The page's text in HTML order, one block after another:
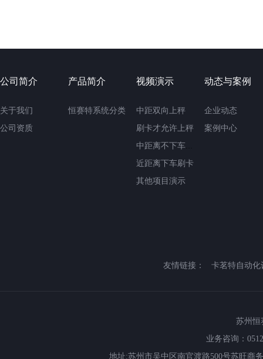
公司简介
关于我们
公司资质
产品简介
恒赛特系统分类
视频演示
中距双向上秤
刷卡才允许上秤
近距离下车刷卡
其他项目演示
动态与案例
企业动态
案例中心
友情链接： 卡茗特自动
苏州
业务咨询：
地址:苏州市吴中区南官渡路500号苏旺商